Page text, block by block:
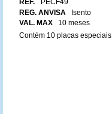
REF.
PECF49
REG. ANVISA
Isento
VAL. MAX
10 meses
Contém 10 placas especiais